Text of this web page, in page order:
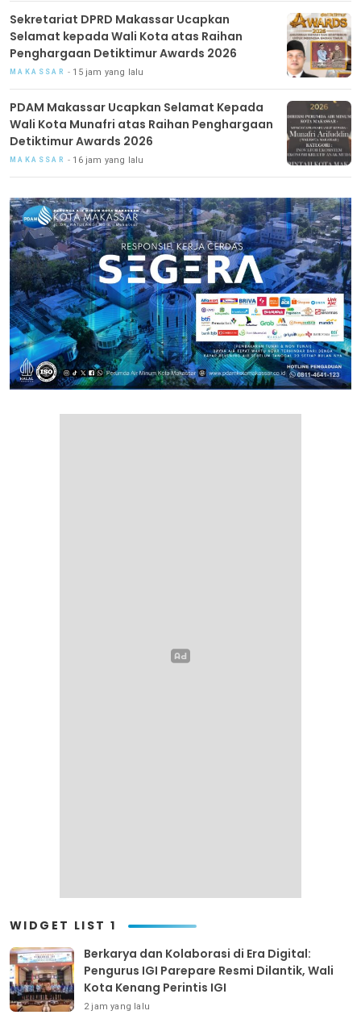
Sekretariat DPRD Makassar Ucapkan
Selamat kepada Wali Kota atas Raihan
Penghargaan Detiktimur Awards 2026
MAKASSAR 15 jam yang lalu
PDAM Makassar Ucapkan Selamat Kepada
Wali Kota Munafri atas Raihan Penghargaan
Detiktimur Awards 2026
MAKASSAR 16 jam yang lalu
WIDGET LIST 1
Berkarya dan Kolaborasi di Era Digital:
Pengurus IGI Parepare Resmi Dilantik, Wali
Kota Kenang Perintis IGI
2 jam yang lalu